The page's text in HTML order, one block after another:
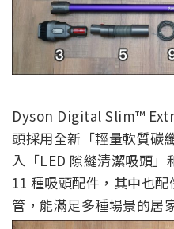
Dyson Digital Slim™
頭採用全新「輕量軟質碳
入「LED 隙縫清潔吸頭
11 種吸頭配件，其中也
管，能滿足多種場景的居